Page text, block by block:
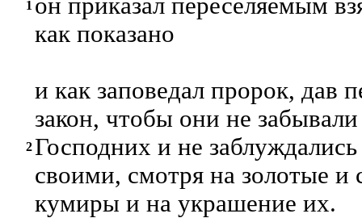
1 он приказал переселяемым
как показано
2
и как заповедал пророк, дав
закон, чтобы они не
Господних и не
своими, смотря на золотые и
кумиры и на украшение их.